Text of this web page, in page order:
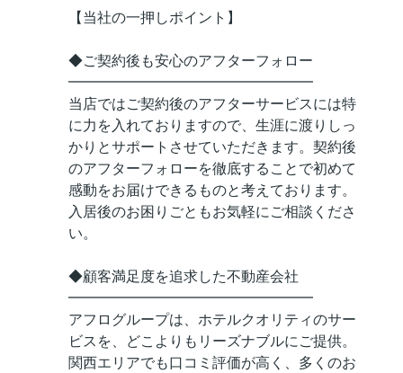
【当社の一押しポイント】
◆ご契約後も安心のアフターフォロー
━━━━━━━━━━━━━━━━━
当店ではご契約後のアフターサービスには特
に力を入れておりますので、生涯に渡りしっ
かりとサポートさせていただきます。契約後
のアフターフォローを徹底することで初めて
感動をお届けできるものと考えております。
入居後のお困りごともお気軽にご相談くださ
い。
◆顧客満足度を追求した不動産会社
━━━━━━━━━━━━━━━━━
アフログループは、ホテルクオリティのサー
ビスを、どこよりもリーズナブルにご提供。
関西エリアでも口コミ評価が高く、多くのお